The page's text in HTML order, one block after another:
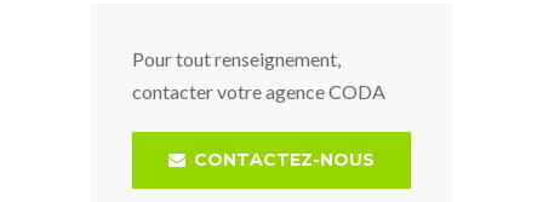
Pour tout renseignement,
contacter votre agence CODA
CONTACTEZ-NOUS